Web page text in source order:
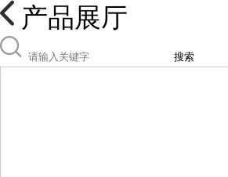
产品展厅
搜索